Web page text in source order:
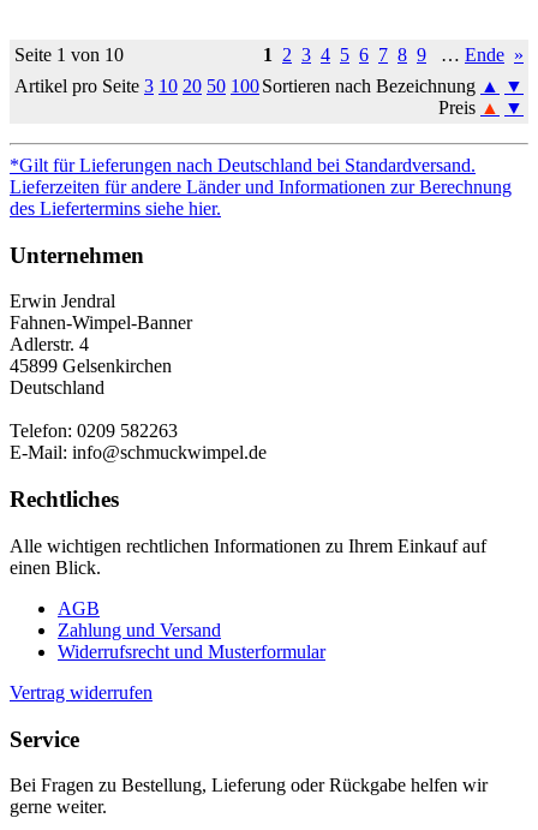
Seite 1 von 10 1 2 3 4 5 6 7 8 9 … Ende »
Artikel pro Seite 3 10 20 50 100Sortieren nach Bezeichnung ▲
▼
Preis ▲ ▼
*Gilt für Lieferungen nach Deutschland bei Standardversand.
Lieferzeiten für andere Länder und Informationen zur Berechnung
des Liefertermins siehe hier.
Unternehmen
Erwin Jendral
Fahnen-Wimpel-Banner
Adlerstr. 4
45899 Gelsenkirchen
Deutschland
Telefon: 0209 582263
E-Mail: info@schmuckwimpel.de
Rechtliches
Alle wichtigen rechtlichen Informationen zu Ihrem Einkauf auf
einen Blick.
AGB
Zahlung und Versand
Widerrufsrecht und Musterformular
Vertrag widerrufen
Service
Bei Fragen zu Bestellung, Lieferung oder Rückgabe helfen wir
gerne weiter.